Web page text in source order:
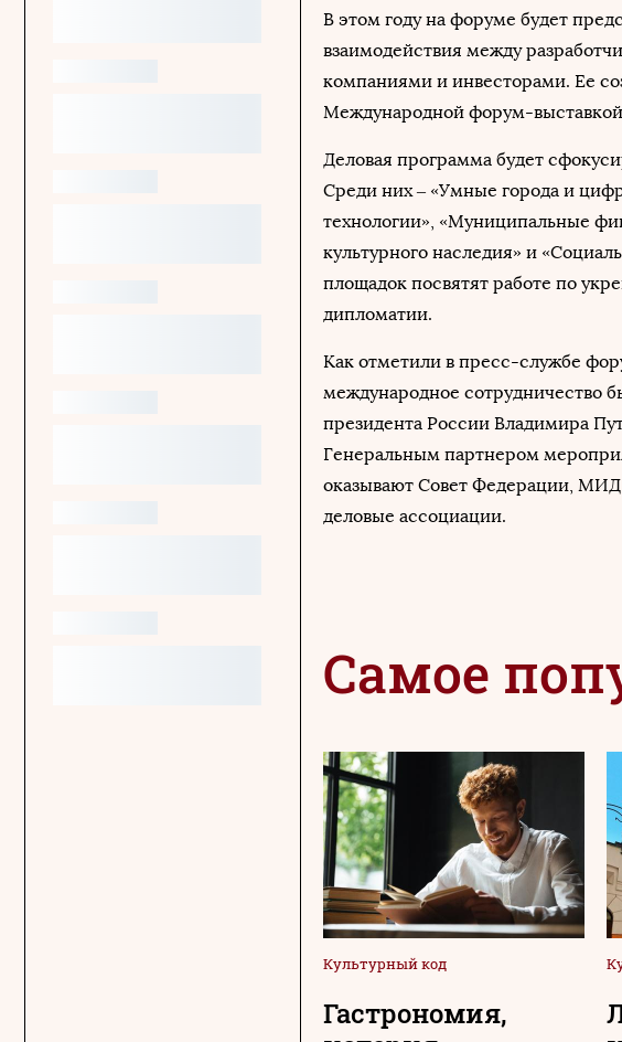
В этом году на форуме будет
взаимодействия между
компаниями и инвесторами. Ее
Международной форум-
Деловая программа будет
Среди них – «Умные города и
технологии», «Муниципальные
культурного наследия» и
площадок посвятят работе по
дипломатии.
Как отметили в пресс-службе
международное сотрудничество
президента России Владимира
Генеральным партнером
оказывают Совет Федерации, МИД
деловые ассоциации.
Самое
Культурный код
Гастрономия,